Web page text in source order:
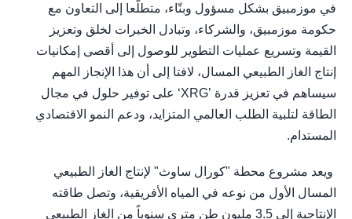
في موزمبيق بشكل مسؤول وبنّاء، متطلّعا إلى التعاون مع
حكومة موزمبيق، والشركاء، وتبادل الخبرات لخلق وتعزيز
القيمة وتسريع عمليات التطوير للوصول إلى أقصى إمكانيات
إنتاج الغاز الطبيعي المسال، لافتا إلى أن هذا الإنجاز المهم
سيساهم في تعزيز قدرة ’XRG‘ على توفير حلول في مجال
الطاقة لتلبية الطلب العالمي المتزايد، ودعم النمو الاقتصادي
المستدام.
ويعد مشروع محطة "كورال ساوث" لإنتاج الغاز الطبيعي
المسال الأول من نوعه في المياه الأفريقية، وتصل طاقته
الإنتاجية إلى 3.5 مليون طن متري سنوياً من الغاز الطبيعي